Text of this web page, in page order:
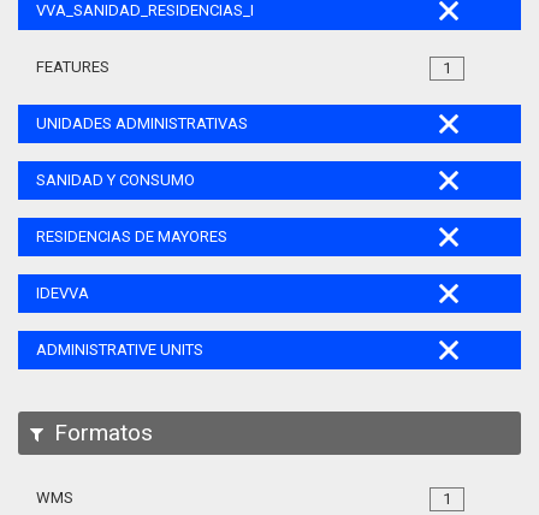
VVA_SANIDAD_RESIDENCIAS_MAYORES_105
1
FEATURES
UNIDADES ADMINISTRATIVAS
SANIDAD Y CONSUMO
RESIDENCIAS DE MAYORES
IDEVVA
ADMINISTRATIVE UNITS
Formatos
1
WMS